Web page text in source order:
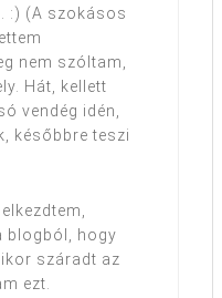
:) (A szokásos
nem szóltam,
Hát, kellett
vendég idén,
későbbre teszi
blogból, hogy
száradt az
ezt.